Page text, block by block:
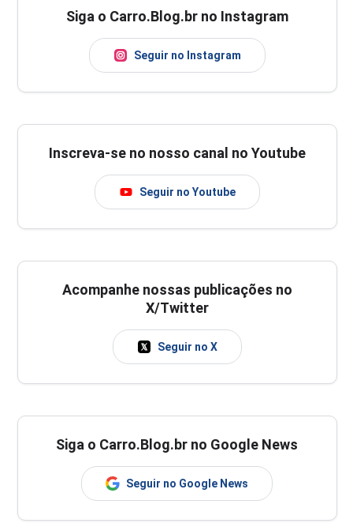
Siga o Carro.Blog.br no Instagram
Seguir no Instagram
Inscreva-se no nosso canal no Youtube
Seguir no Youtube
Acompanhe nossas publicações no
X/Twitter
Seguir no X
Siga o Carro.Blog.br no Google News
Seguir no Google News